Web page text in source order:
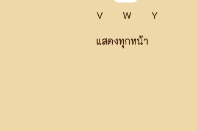
V
W
Y
แสดงทุกหน้า